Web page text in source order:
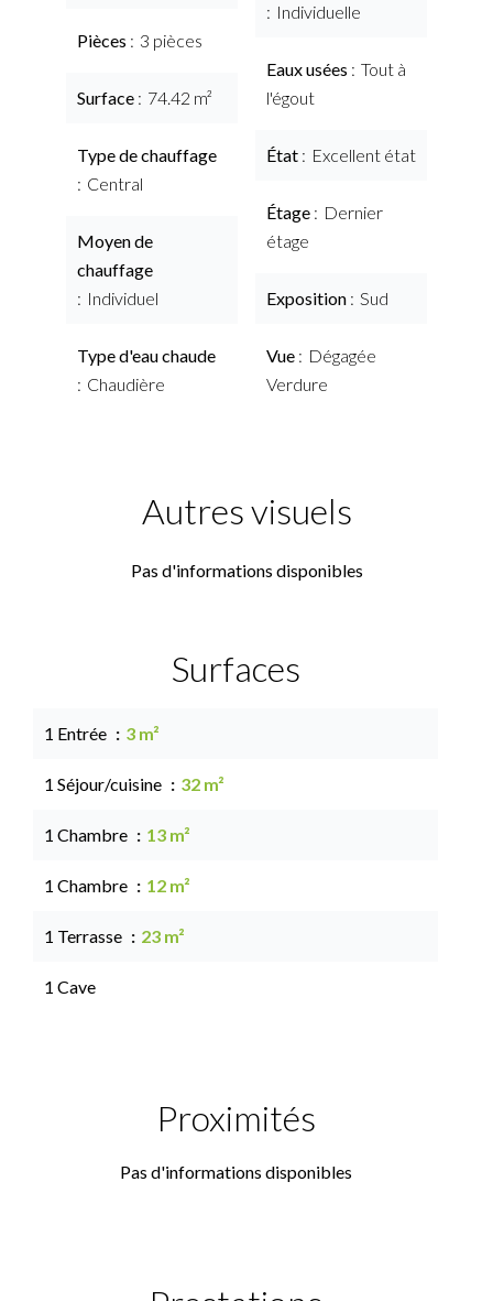
Pièces 3 pièces
Surface 74.42 m²
Type de chauffage
Central
Moyen de
chauffage
Individuel
Type d'eau chaude
Chaudière
Individuelle
Eaux usées
Tout à
l'égout
État Excellent état
Étage
Dernier
étage
Exposition Sud
Vue
Dégagée
Verdure
Autres visuels
Pas d'informations disponibles
Surfaces
1 Entrée 3 m²
1 Séjour/cuisine 32 m²
1 Chambre 13 m²
1 Chambre 12 m²
1 Terrasse 23 m²
1 Cave
Proximités
Pas d'informations disponibles